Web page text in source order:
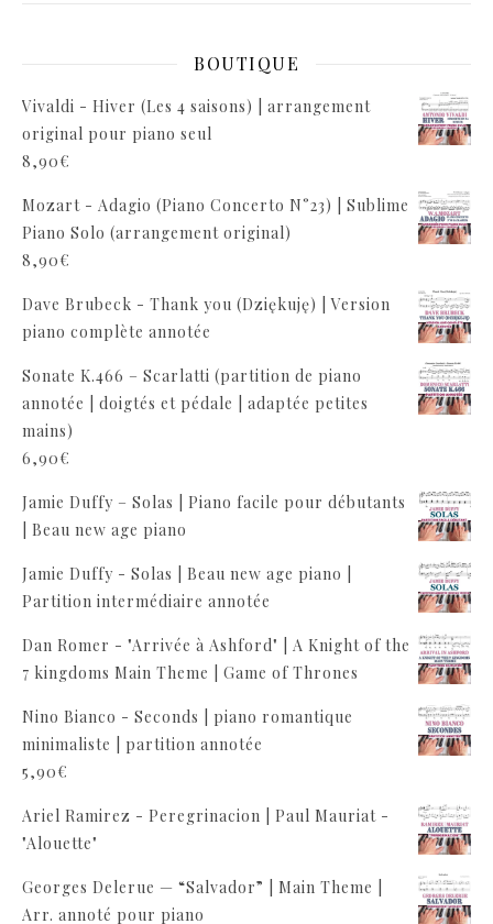
BOUTIQUE
Vivaldi - Hiver (Les 4 saisons) | arrangement
original pour piano seul
8,90€
Mozart - Adagio (Piano Concerto N°23) | Sublime
Piano Solo (arrangement original)
8,90€
Dave Brubeck - Thank you (Dziękuję) | Version
piano complète annotée
Sonate K.466 – Scarlatti (partition de piano
annotée | doigtés et pédale | adaptée petites
mains)
6,90€
Jamie Duffy – Solas | Piano facile pour débutants
| Beau new age piano
Jamie Duffy - Solas | Beau new age piano |
Partition intermédiaire annotée
Dan Romer - "Arrivée à Ashford" | A Knight of the
7 kingdoms Main Theme | Game of Thrones
Nino Bianco - Seconds | piano romantique
minimaliste | partition annotée
5,90€
Ariel Ramirez - Peregrinacion | Paul Mauriat -
"Alouette"
Georges Delerue — “Salvador” | Main Theme |
Arr. annoté pour piano